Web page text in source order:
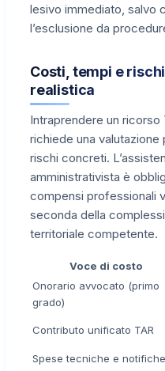
lesivo immediato, salvo
l’esclusione da
Costi, tempi e
realistica
Intraprendere un ricorso
richiede una
rischi concreti.
amministrativista è
compensi professionali
seconda della
territoriale competente.
Voce di costo
Onorario avvocato (primo
grado)
Contributo unificato TAR
Spese tecniche e notifiche